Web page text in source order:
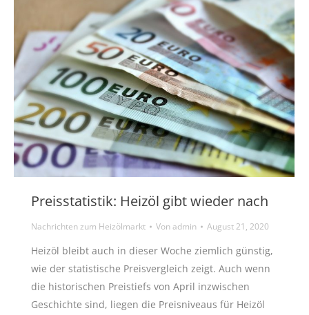
Preisstatistik: Heizöl gibt wieder nach
Nachrichten zum Heizölmarkt Vonadmin August 21, 2020
Heizöl bleibt auch in dieser Woche ziemlich günstig,
wie der statistische Preisvergleich zeigt. Auch wenn
die historischen Preistiefs von April inzwischen
Geschichte sind, liegen die Preisniveaus für Heizöl